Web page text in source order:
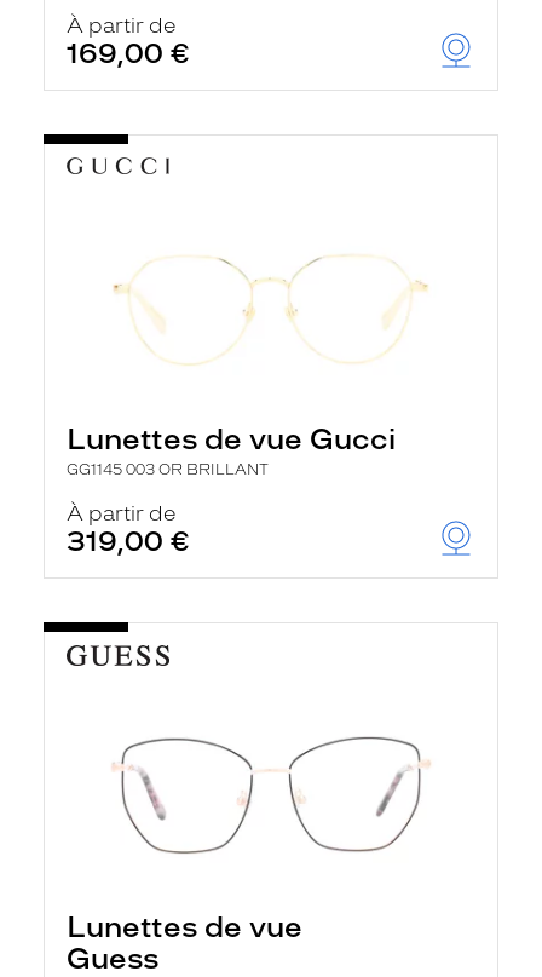
À partir de
169,00 €
Lunettes de vue Gucci
GG1145 003 OR BRILLANT
À partir de
319,00 €
Lunettes de vue
Guess